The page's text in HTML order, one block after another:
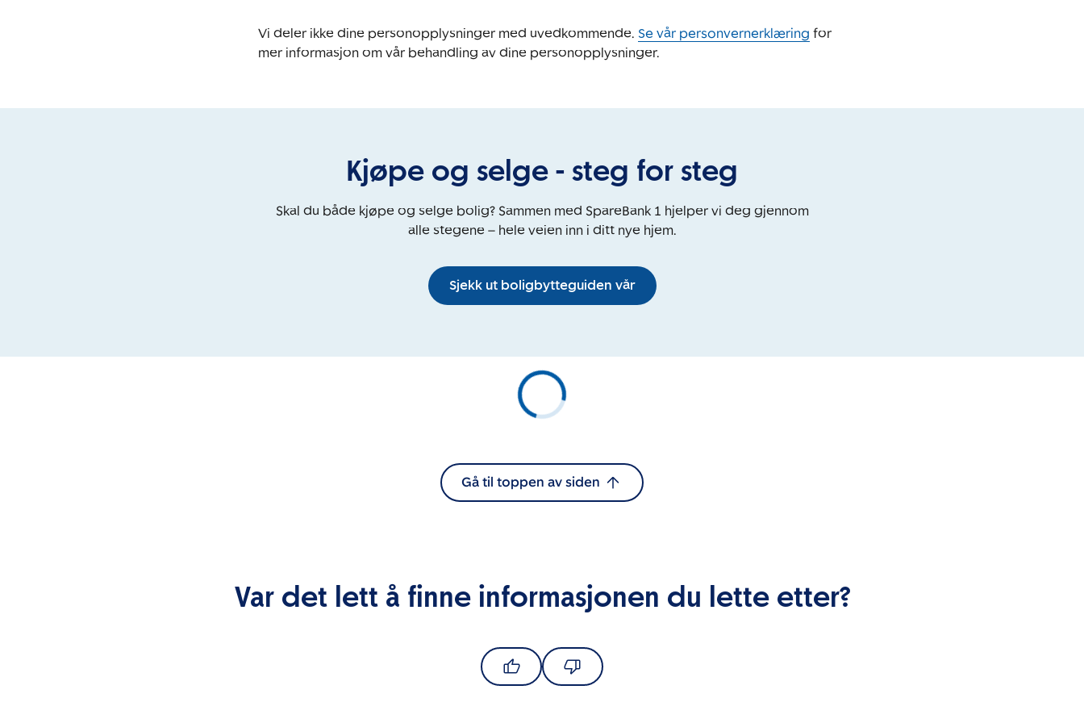
Vi deler ikke dine personopplysninger med uvedkommende. Se vår personvernerklæring for
mer informasjon om vår behandling av dine personopplysninger.
Kjøpe og selge - steg for steg
Skal du både kjøpe og selge bolig? Sammen med SpareBank 1 hjelper vi deg gjennom
alle stegene – hele veien inn i ditt nye hjem.
Sjekk ut boligbytteguiden vår
Gå til toppen av siden
Var det lett å finne informasjonen du lette etter?